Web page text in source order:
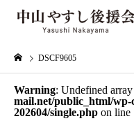
DSCF9605
Warning: Undefined
mail.net/public_html/wp-
202604/single.php on line